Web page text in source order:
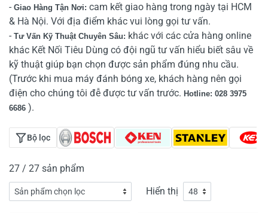
- Giao Hàng Tận Nơi: cam kết giao hàng trong ngày tại HCM
& Hà Nội. Với địa điểm khác vui lòng gọi tư vấn.
- Tư Vấn Kỹ Thuật Chuyên Sâu: khác với các cửa hàng online
khác Kết Nối Tiêu Dùng có đội ngũ tư vấn hiểu biết sâu về
kỹ thuật giúp bạn chọn được sản phẩm đúng nhu cầu.
(Trước khi mua máy đánh bóng xe, khách hàng nên gọi
điện cho chúng tôi đễ được tư vấn trước. Hotline: 028 3975
6686 ).
Bộ lọc
27 / 27 sản phẩm
Hiển thị